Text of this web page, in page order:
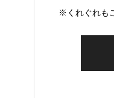
※くれぐれも